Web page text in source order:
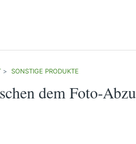
SONSTIGE PRODUKTE
dem Foto-